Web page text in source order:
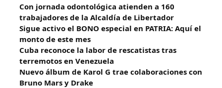
Con jornada odontológica atienden a 160
trabajadores de la Alcaldía de Libertador
Sigue activo el BONO especial en PATRIA: Aquí el
monto de este mes
Cuba reconoce la labor de rescatistas tras
terremotos en Venezuela
Nuevo álbum de Karol G trae colaboraciones con
Bruno Mars y Drake